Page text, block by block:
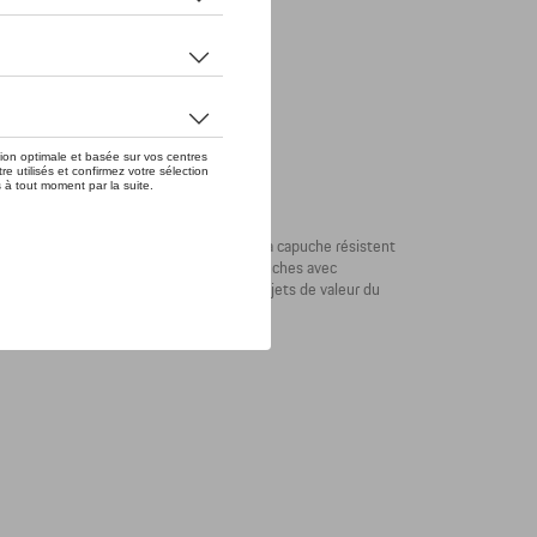
à aucun voyage. Son col montant et sa capuche résistent
compartiment zippé. L'ourlet des manches avec
souples. Vous pouvez protéger vos objets de valeur du